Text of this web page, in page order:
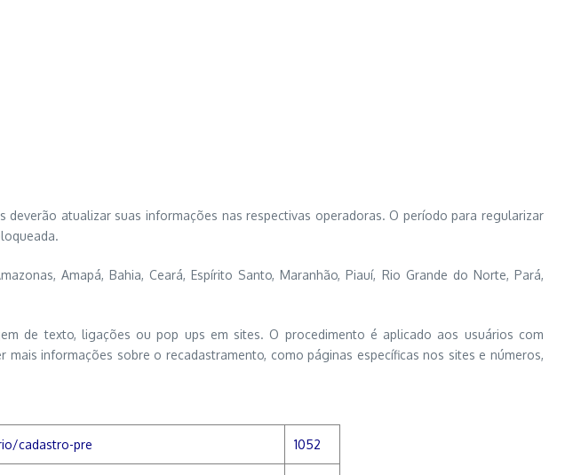
atualizar suas informações nas respectivas operadoras. O período para regularizar
Amapá, Bahia, Ceará, Espírito Santo, Maranhão, Piauí, Rio Grande do Norte, Pará,
de texto, ligações ou pop ups em sites. O procedimento é aplicado aos usuários com
informações sobre o recadastramento, como páginas específicas nos sites e números,
cadastro-pre 1052